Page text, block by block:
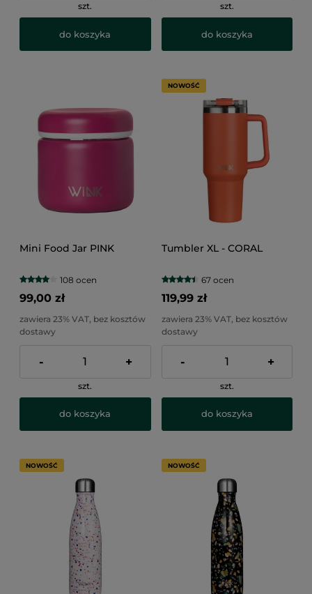
szt.
do koszyka
szt.
do koszyka
Mini Food Jar PINK
108 ocen
99,00 zł
zawiera 23% VAT, bez kosztów
dostawy
- +
szt.
do koszyka
Tumbler XL - CORAL
67 ocen
119,99 zł
zawiera 23% VAT, bez kosztów
dostawy
- +
szt.
do koszyka
NOWOŚĆ
NOWOŚĆ NOWOŚĆ